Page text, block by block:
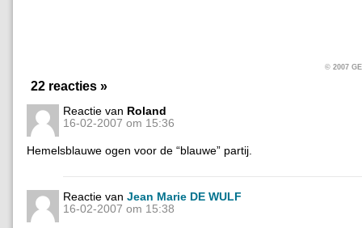
© 2007
22 reacties »
Reactie van Roland
16-02-2007 om 15:36
Hemelsblauwe ogen voor de “blauwe” partij.
Reactie van Jean Marie DE WULF
16-02-2007 om 15:38